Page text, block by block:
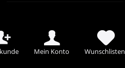
Mein Konto Wunschlisten